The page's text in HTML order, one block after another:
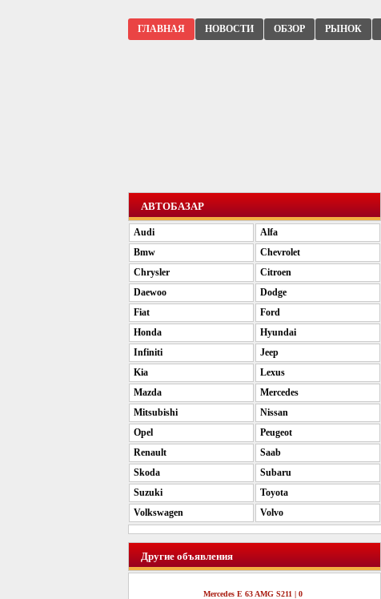
ГЛАВНАЯ НОВОСТИ ОБЗОР РЫНОК
АВТОБАЗАР
Audi
Alfa
Bmw
Chevrolet
Chrysler
Citroen
Daewoo
Dodge
Fiat
Ford
Honda
Hyundai
Infiniti
Jeep
Kia
Lexus
Mazda
Mercedes
Mitsubishi
Nissan
Opel
Peugeot
Renault
Saab
Skoda
Subaru
Suzuki
Toyota
Volkswagen
Volvo
Другие объявления
Mercedes E 63 AMG S211 | 0